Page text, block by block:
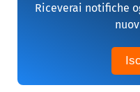
Riceverai notifiche